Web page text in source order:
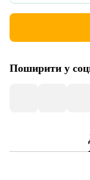
Поширити у